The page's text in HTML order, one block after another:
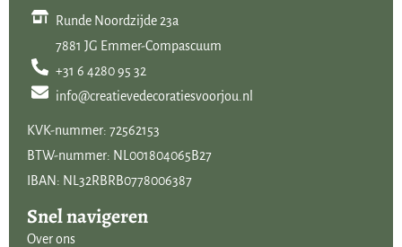
Runde Noordzijde 23a
7881 JG Emmer-Compascuum
+31 6 4280 95 32
info@creatievedecoratiesvoorjou.nl
KVK-nummer: 72562153
BTW-nummer: NL001804065B27
IBAN: NL32RBRB0778006387
Snel navigeren
Over ons